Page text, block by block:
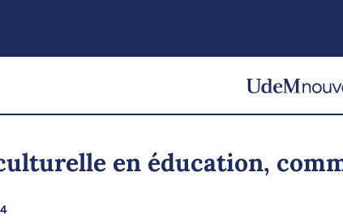
en éducation,